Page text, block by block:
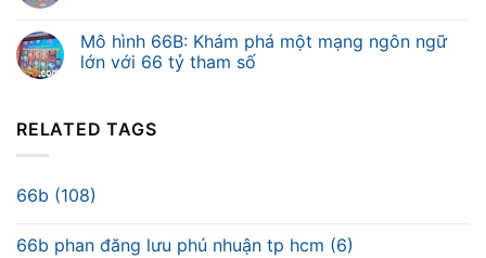
Mô hình 66B: Khám phá một mạng ngôn ngữ
lớn với 66 tỷ tham số
RELATED TAGS
66b (108)
66b phan đăng lưu phú nhuận tp hcm (6)